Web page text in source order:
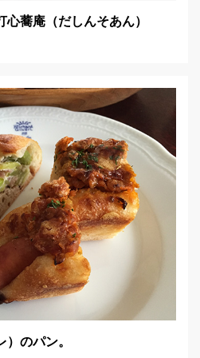
蕎庵（だしんそあん）
のパン。